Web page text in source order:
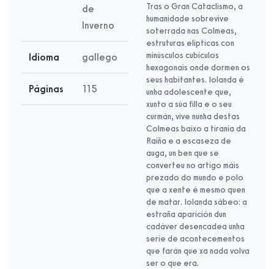
de
Inverno
Idioma gallego
Páginas 115
Tras o Gran Cataclismo, a
humanidade sobrevive
soterrada nas Colmeas,
estruturas elípticas con
minúsculos cubículos
hexagonais onde dormen os
seus habitantes. Iolanda é
unha adolescente que,
xunto a súa filla e o seu
curmán, vive nunha destas
Colmeas baixo a tiranía da
Raíña e a escaseza de
auga, un ben que se
converteu no artigo máis
prezado do mundo e polo
que a xente é mesmo quen
de matar. Iolanda sábeo: a
estraña aparición dun
cadáver desencadea unha
serie de acontecementos
que farán que xa nada volva
ser o que era.